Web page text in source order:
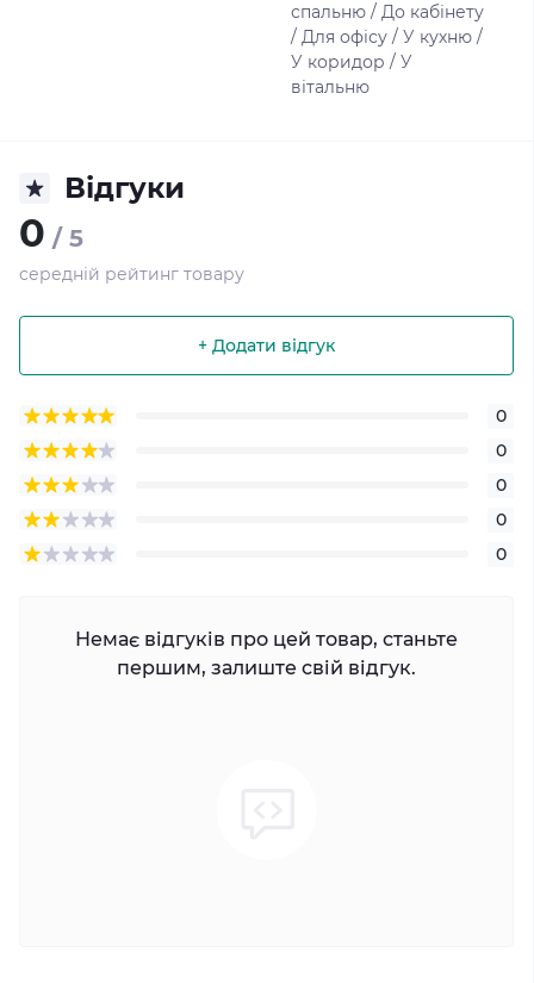
спальню / До кабінету
/ Для офісу / У кухню /
У коридор / У
вітальню
Відгуки
0 / 5
середній рейтинг товару
+ Додати відгук
0
0
0
0
0
Немає відгуків про цей товар, станьте
першим, залиште свій відгук.